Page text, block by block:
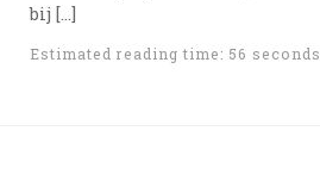
bij […]
Estimated reading time: 56 seconds